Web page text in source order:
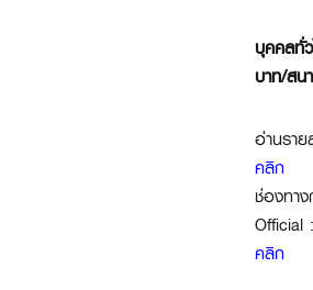
บุคคลทั่
บาท/สน
อ่านราย
คลิก
ช่องทา
Official
คลิก